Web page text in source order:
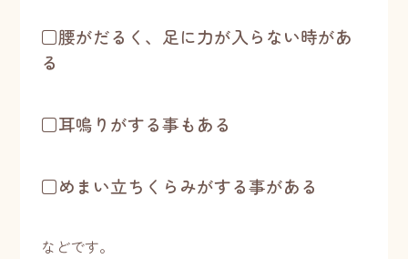
□腰がだるく、足に力が入らない時があ
る
□耳鳴りがする事もある
□めまい立ちくらみがする事がある
などです。